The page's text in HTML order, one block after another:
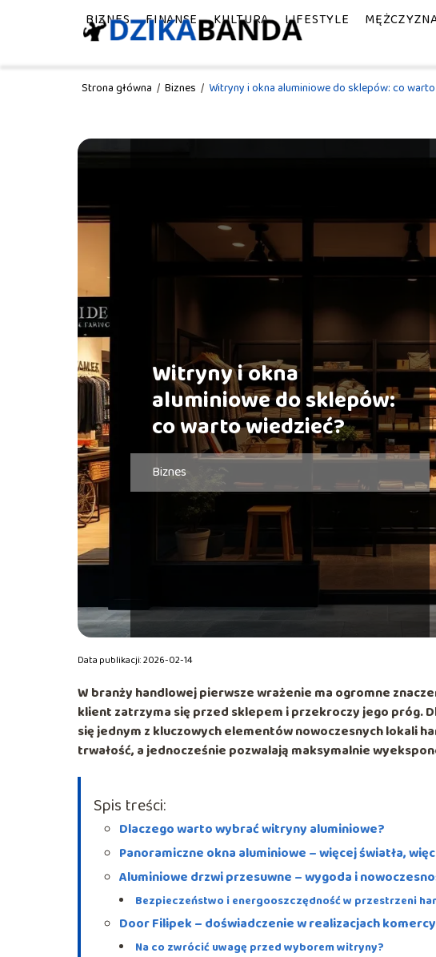
BIZNES FINANSE KULTURA LIFESTYLE
Strona główna / Biznes / Witryny i okna aluminiowe do sklepów: co
Witryny i okna
aluminiowe do sklepów:
co warto wiedzieć?
Biznes
Data publikacji: 2026-02-14
W branży handlowej pierwsze wrażenie ma ogromne
klient zatrzyma się przed sklepem i przekroczy jego próg.
się jednym z kluczowych elementów nowoczesnych lokali
trwałość, a jednocześnie pozwalają maksymalnie
Spis treści:
Dlaczego warto wybrać witryny aluminiowe?
Panoramiczne okna aluminiowe – więcej światła,
Aluminiowe drzwi przesuwne – wygoda i
Bezpieczeństwo i energooszczędność w przestrzeni
Door Filipek – doświadczenie w realizacjach
Na co zwrócić uwagę przed wyborem witryny?